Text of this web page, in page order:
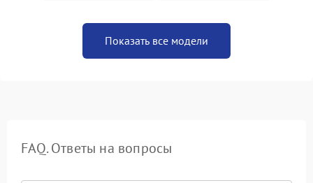
Показать все модели
FAQ. Ответы на вопросы